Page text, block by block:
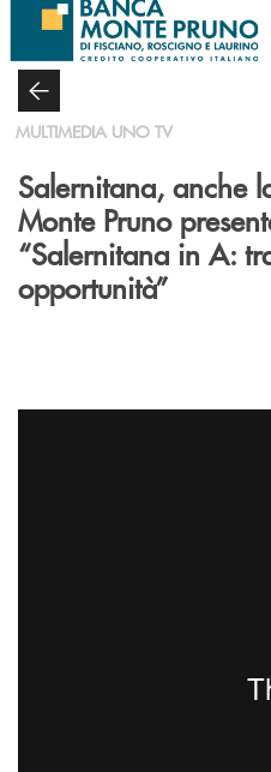
Salta al contenuto principale
MULTIMEDIA UNO TV
Salernitana, anche
Monte Pruno
“Salernitana in A:
opportunità”